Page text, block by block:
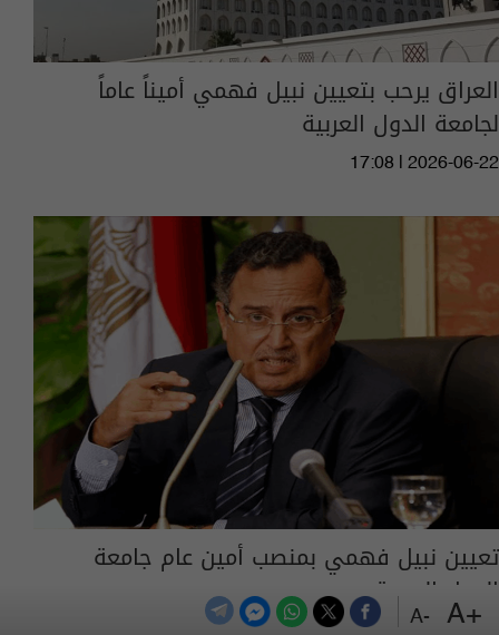
+A
-A
العراق يرحب بتعيين نبيل فهمي أميناً عاماً
لجامعة الدول العربية
17:08 | 2026-06-22
تعيين نبيل فهمي بمنصب أمين عام جامعة
الدول العربية
14:37 | 2026-06-22